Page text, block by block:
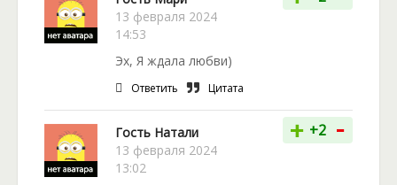
13 февраля 2024
14:53
Эх, Я ждала любви)
Ответить Цитата
Гость Натали
13 февраля 2024
13:02
+ +2 -